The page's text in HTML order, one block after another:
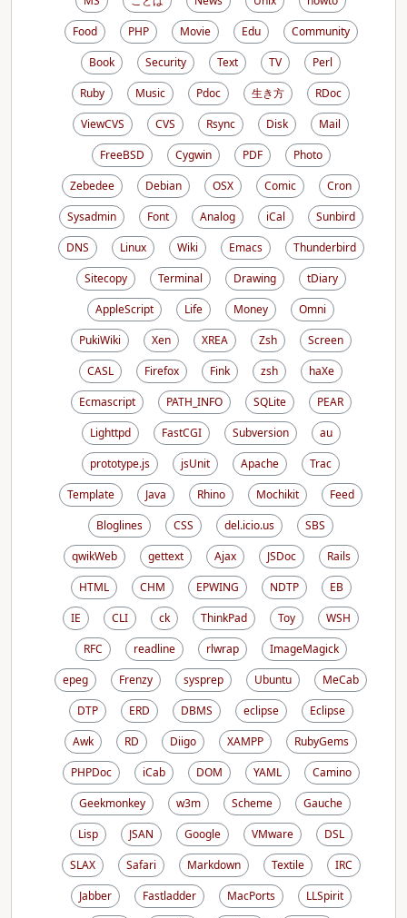
Food
PHP Movie Edu
Community
Book
Security Text TV
Perl
Ruby
Music Pdoc 生き方
RDoc
ViewCVS
CVS Rsync Disk
Mail
FreeBSD
Cygwin PDF
Photo
Zebedee
Debian OSX Comic
Cron
Sysadmin
Font Analog iCal
Sunbird
DNS
Linux Wiki Emacs
Thunderbird
Sitecopy
Terminal Drawing
tDiary
AppleScript
Life Money
Omni
PukiWiki
Xen XREA Zsh
Screen
CASL
Firefox Fink zsh
haXe
Ecmascript
PATH_INFO SQLite
PEAR
Lighttpd
FastCGI Subversion
au
prototype.js
jsUnit Apache
Trac
Template
Java Rhino Mochikit
Feed
Bloglines
CSS del.icio.us
SBS
qwikWeb
gettext Ajax JSDoc
Rails
HTML
CHM EPWING NDTP
EB
IE
CLI ck ThinkPad Toy
WSH
RFC
readline rlwrap
ImageMagick
epeg
Frenzy sysprep Ubuntu
MeCab
DTP
ERD DBMS eclipse
Eclipse
Awk
RD Diigo XAMPP
RubyGems
PHPDoc
iCab DOM YAML
Camino
Geekmonkey
w3m Scheme
Gauche
Lisp
JSAN Google VMware
DSL
SLAX
Safari Markdown Textile
IRC
Jabber
Fastladder MacPorts
LLSpirit